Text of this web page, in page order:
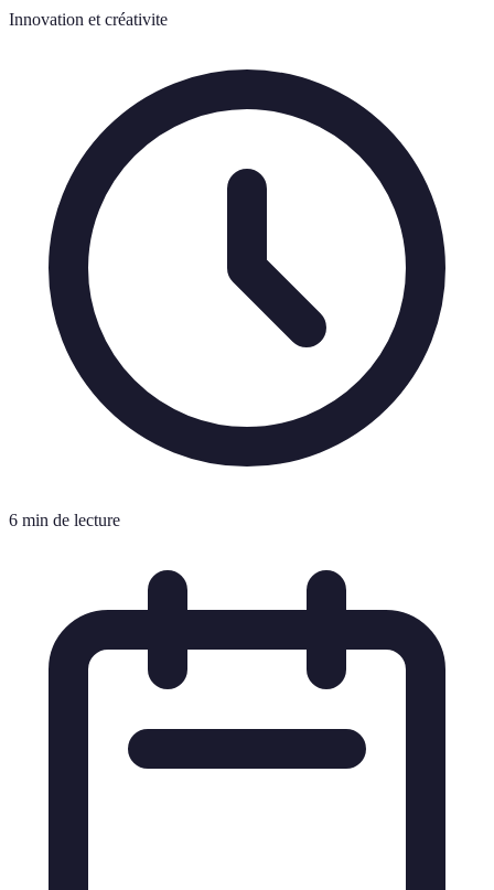
Innovation et créativite
6 min de lecture